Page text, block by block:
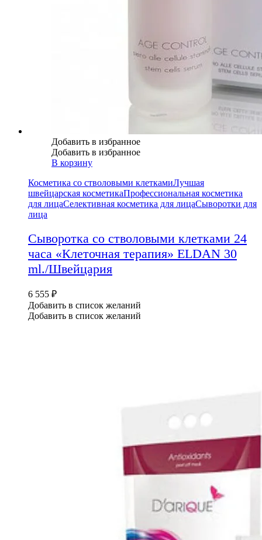
Добавить в избранное
Добавить в избранное
В корзину
Косметика со стволовыми клеткамиЛучшая
швейцарская косметикаПрофессиональная косметика
для лицаСелективная косметика для лицаСыворотки для
лица
Сыворотка со стволовыми клетками 24
часа «Клеточная терапия» ELDAN 30
ml./Швейцария
6 555 ₽
Добавить в список желаний
Добавить в список желаний